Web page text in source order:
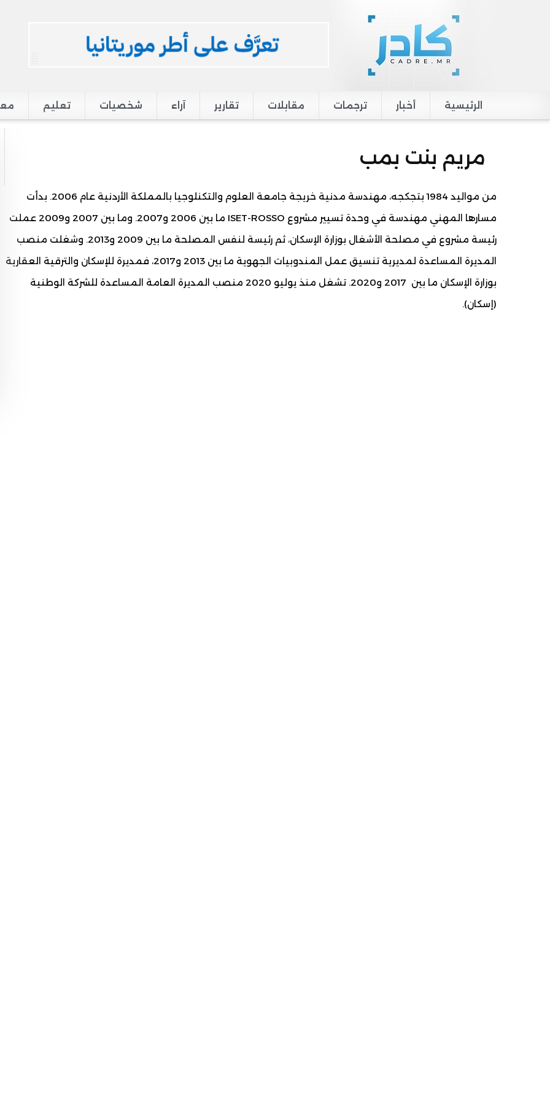
Main navigation
الرئيسية أخبار ترجمات مقابلات تقارير آراء شخصيات تعليم
مريم بنت بمب
من مواليد 1984 بتجكجه، مهندسة مدنية خريجة جامعة العلوم والتكنلوجيا بالمملكة الأردنية عام 2006. بدأت
مسارها المهني مهندسة في وحدة تسيير مشروع ISET-ROSSO ما بين 2006 و2007. وما بين 2007 و2009 عملت
رئيسة مشروع في مصلحة الأشغال بوزارة الإسكان، ثم رئيسة لنفس المصلحة ما بين 2009 و2013. وشغلت منصب
المديرة المساعدة لمديرية تنسيق عمل المندوبيات الجهوية ما بين 2013 و2017، فمديرة للإسكان والترقية العقارية
بوزارة الإسكان ما بين 2017 و2020. تشغل منذ يوليو 2020 منصب المديرة العامة المساعدة للشركة الوطنية
(إسكان).